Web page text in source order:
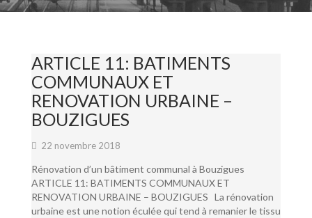
ARTICLE 11: BATIMENTS
COMMUNAUX ET
RENOVATION URBAINE –
BOUZIGUES
22 novembre 2018
Rénovation d’un bâtiment communal à Bouzigues
ARTICLE 11: BATIMENTS COMMUNAUX ET
RENOVATION URBAINE – BOUZIGUES La rénovation
urbaine est une notion éculée qui tend à remanier le tissu